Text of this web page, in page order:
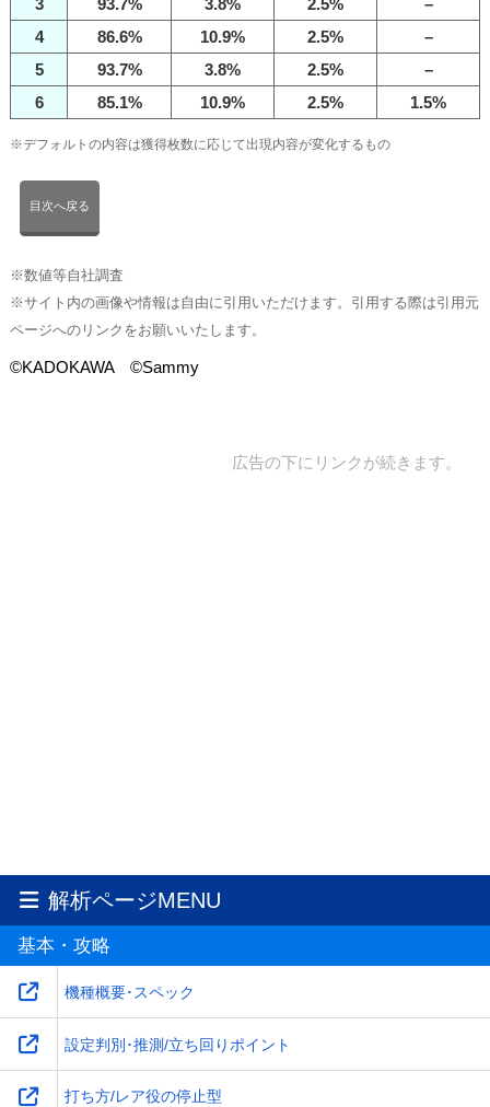
3
93.7% 3.8% 2.5%
–
4
86.6% 10.9% 2.5%
–
5
93.7% 3.8% 2.5%
–
6
85.1% 10.9% 2.5% 1.5%
※デフォルトの内容は獲得枚数に応じて出現内容が変化するもの
目次へ戻る
※数値等自社調査
※サイト内の画像や情報は自由に引用いただけます。引用する際は引用元
ページへのリンクをお願いいたします。
©KADOKAWA ©Sammy
広告の下にリンクが続きます。
解析ページMENU
基本・攻略
機種概要･スペック
設定判別･推測/立ち回りポイント
打ち方/レア役の停止型